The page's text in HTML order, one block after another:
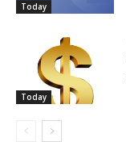
Today
Today